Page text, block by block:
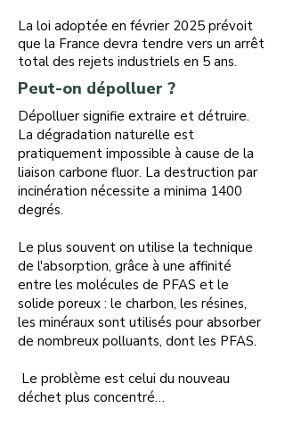
La loi adoptée en février 2025 prévoit
que la France devra tendre vers un arrêt
total des rejets industriels en 5 ans.
Peut-on dépolluer ?
Dépolluer signifie extraire et détruire.
La dégradation naturelle est
pratiquement impossible à cause de la
liaison carbone fluor. La destruction par
incinération nécessite a minima 1400
degrés.
Le plus souvent on utilise la technique
de l'absorption, grâce à une affinité
entre les molécules de PFAS et le
solide poreux : le charbon, les résines,
les minéraux sont utilisés pour absorber
de nombreux polluants, dont les PFAS.
Le problème est celui du nouveau
déchet plus concentré…